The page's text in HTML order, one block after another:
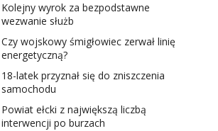
Kolejny wyrok za bezpodstawne
wezwanie służb
Czy wojskowy śmigłowiec zerwał linię
energetyczną?
18-latek przyznał się do zniszczenia
samochodu
Powiat ełcki z największą liczbą
interwencji po burzach